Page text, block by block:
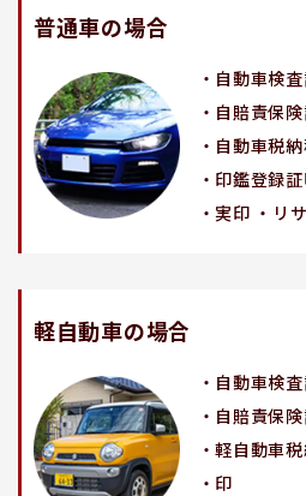
普通車の場合
・自動車検
・自賠責保
・自動車税
・印鑑登録
・実印 ・リ
軽自動車の場合
・自動車検
・自賠責保
・軽自動車
・印